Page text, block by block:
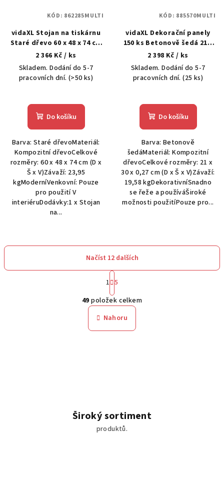
vidaXL Stojan na tiskárnu
Staré dřevo 60 x 48 x 74 cm
Kompozitní dřevo
2 366 Kč / ks
Skladem. Dodání do 5-7
pracovních dní.(>50 ks)
Do košíku
Barva: Staré dřevoMateriál:
Kompozitní dřevoCelkové
rozměry: 60 x 48 x 74 cm (D x
Š x V)Závaží: 23,95
kgModerníVenkovní: Pouze
pro použití V
interiéruDodávky:1 x Stojan
na...
KÓD: 862285MULTI
vidaXL Dekorační panely
150 ks Betonově šedá 21 x
30 x 0,27 cm
2 398 Kč / ks
Skladem. Dodání do 5-7
pracovních dní.(25 ks)
Do košíku
Barva: Betonově
šedáMateriál: Kompozitní
dřevoCelkové rozměry: 21 x
30 x 0,27 cm (D x Š x V)Závaží:
19,58 kgDekorativníSnadno
se řeže a používáŠiroké
možnosti použitíPouze pro...
KÓD: 885570MULTI
O
v
l
k
y
Načíst 12 dalších
S
t
r
á
n
k
o
1 5
49 položek celkem
Nahoru
Široký sortiment
produktů.